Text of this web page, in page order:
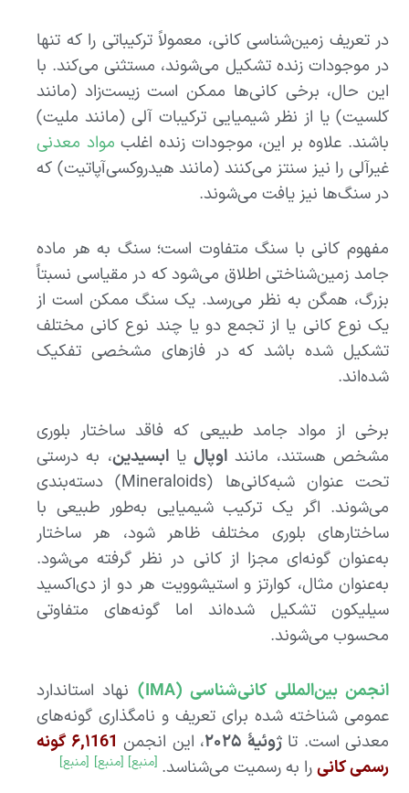
در تعریف زمین‌شناسی کانی، معمولاً ترکیباتی را که تنها
در موجودات زنده تشکیل می‌شوند، مستثنی می‌کند. با
این حال، برخی کانی‌ها ممکن است زیست‌زاد (مانند
کلسیت) یا از نظر شیمیایی ترکیبات آلی (مانند ملیت)
باشند. علاوه بر این، موجودات زنده اغلب مواد معدنی
غیرآلی را نیز سنتز می‌کنند (مانند هیدروکسی‌آپاتیت) که
در سنگ‌ها نیز یافت می‌شوند.
مفهوم کانی با سنگ متفاوت است؛ سنگ به هر ماده
جامد زمین‌شناختی اطلاق می‌شود که در مقیاسی نسبتاً
بزرگ، همگن به نظر می‌رسد. یک سنگ ممکن است از
یک نوع کانی یا از تجمع دو یا چند نوع کانی مختلف
تشکیل شده باشد که در فازهای مشخصی تفکیک
شده‌اند.
برخی از مواد جامد طبیعی که فاقد ساختار بلوری
مشخص هستند، مانند اوپالیا ابسیدین، به درستی
تحت عنوان شبه‌کانی‌ها (Mineraloids) دسته‌بندی
می‌شوند. اگر یک ترکیب شیمیایی به‌طور طبیعی با
ساختارهای بلوری مختلف ظاهر شود، هر ساختار
به‌عنوان گونه‌ای مجزا از کانی در نظر گرفته می‌شود.
به‌عنوان مثال، کوارتز و استیشوویت هر دو از دی‌اکسید
سیلیکون تشکیل شده‌اند اما گونه‌های متفاوتی
محسوب می‌شوند.
انجمن بین‌المللی کانی‌شناسی (IMA)
نهاد استاندارد
عمومی شناخته شده برای تعریف و نامگذاری گونه‌های
معدنی است. تاژوئیهٔ ۲۰۲۵ ، این انجمن
۶,۱161 گونه
رسمی کانیرا به رسمیت می‌شناسد. [منبع] [منبع] [منبع]